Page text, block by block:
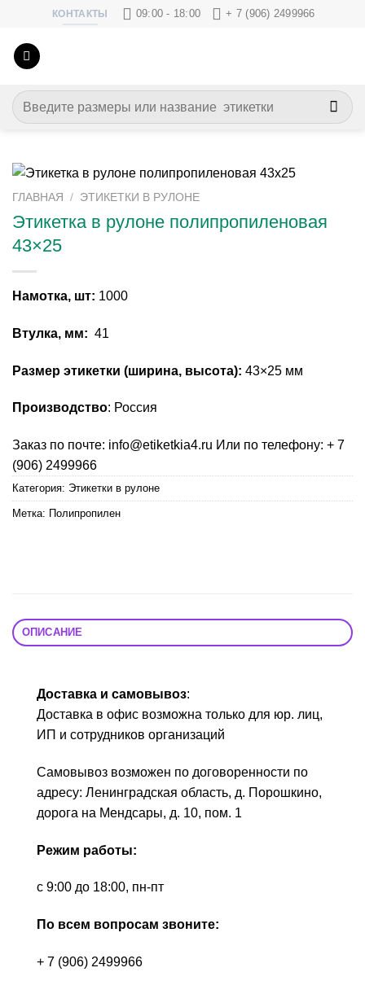
content
КОНТАКТЫ 09:00 - 18:00 + 7 (906) 2499966
Искать:
ГЛАВНАЯ / ЭТИКЕТКИ В РУЛОНЕ
Этикетка в рулоне полипропиленовая
43×25
Намотка, шт: 1000
Втулка, мм: 41
Размер этикетки (ширина, высота): 43×25 мм
Производство: Россия
Заказ по почте: info@etiketkia4.ru Или по телефону: + 7
(906) 2499966
Категория: Этикетки в рулоне
Метка: Полипропилен
ОПИСАНИЕ
Доставка и самовывоз:
Доставка в офис возможна только для юр. лиц,
ИП и сотрудников организаций
Самовывоз возможен по договоренности по
адресу: Ленинградская область, д. Порошкино,
дорога на Мендсары, д. 10, пом. 1
Режим работы:
с 9:00 до 18:00, пн-пт
По всем вопросам звоните:
+ 7 (906) 2499966